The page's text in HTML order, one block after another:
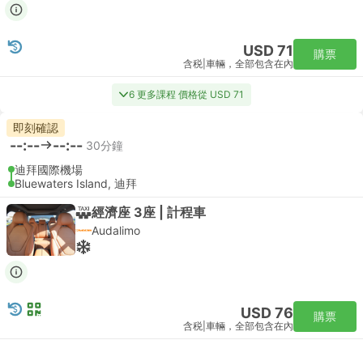
USD 71
含税 車輛，全部包含在內
購票
6 更多課程 價格從 USD 71
即刻確認
--:-- --:-- 30分鐘
迪拜國際機場
Bluewaters Island, 迪拜
經濟座 3座 | 計程車
Audalimo
USD 76
含税 車輛，全部包含在內
購票